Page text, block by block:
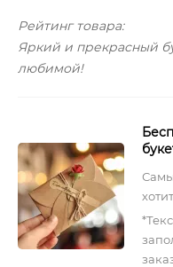
Рейтинг товара:
Яркий и прекрасный
любимой!